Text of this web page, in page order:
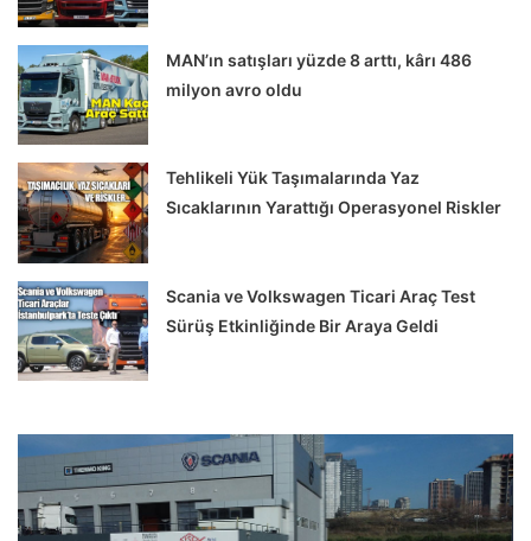
MAN’ın satışları yüzde 8 arttı, kârı 486
milyon avro oldu
Tehlikeli Yük Taşımalarında Yaz
Sıcaklarının Yarattığı Operasyonel Riskler
Scania ve Volkswagen Ticari Araç Test
Sürüş Etkinliğinde Bir Araya Geldi